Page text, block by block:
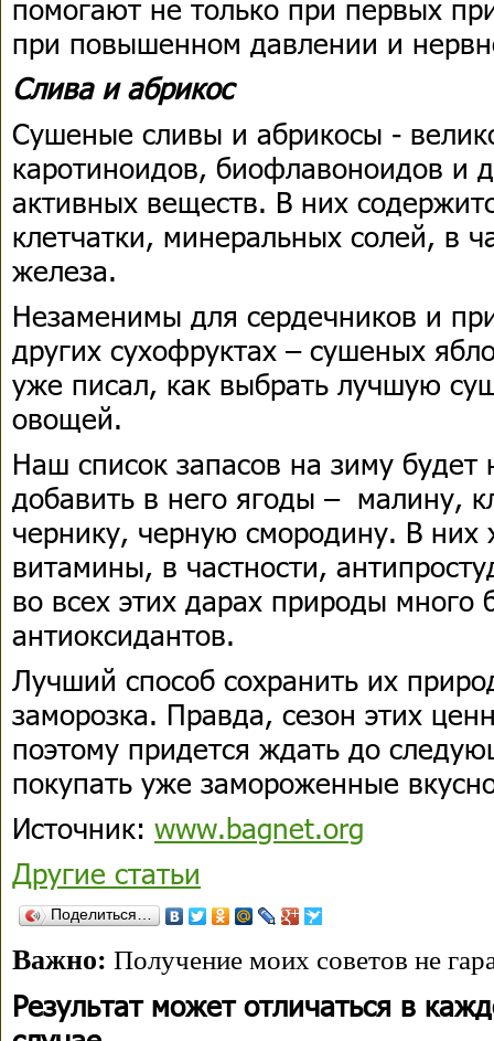
помогают не только при первых
при повышенном давлении и
Слива и абрикос
Сушеные сливы и абрикосы -
каротиноидов, биофлавоноидов и
активных веществ. В них
клетчатки, минеральных солей, в
железа.
Незаменимы для сердечников и
других сухофруктах – сушеных
уже писал, как выбрать лучшую
овощей.
Наш список запасов на зиму
добавить в него ягоды – малину,
чернику, черную смородину. В них
витамины, в частности,
во всех этих дарах природы
антиоксидантов.
Лучший способ сохранить их
заморозка. Правда, сезон этих
поэтому придется ждать до
покупать уже замороженные
Источник: www.bagnet.org
Другие статьи
Поделиться…
Важно: Получение моих советов не
Результат может отличаться в